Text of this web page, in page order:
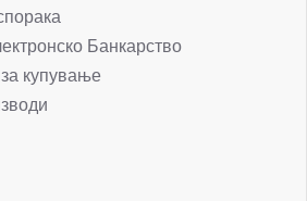
Банкарство
купување